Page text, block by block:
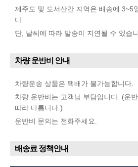
제주도 및 도서산간 지역은 배송에 3~5
다.
단, 날씨에 따라 발송이 지연될 수 있습
차량 운반비 안내
차량운송 상품은 택배가 불가능합니다.
차량 운반비는 고객님 부담입니다. (운
따라 다릅니다.)
운반비 문의는 전화주세요.
배송료 정책안내